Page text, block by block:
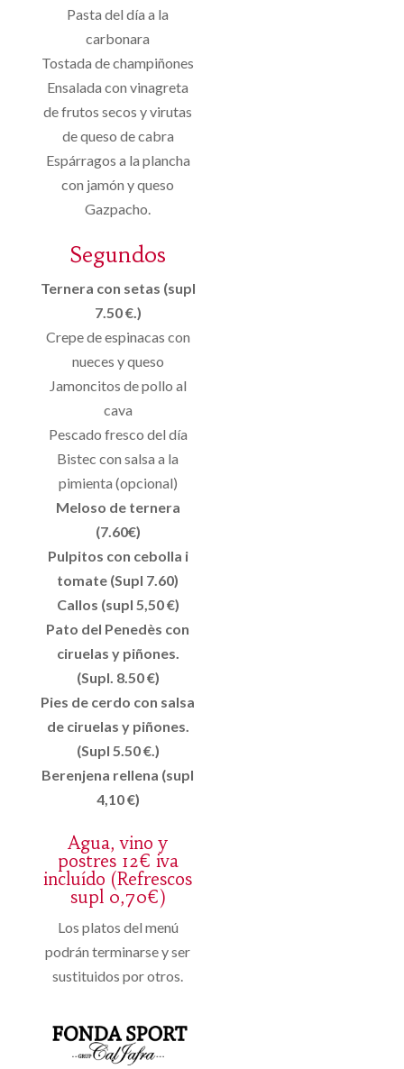
Pasta del día a la
carbonara
Tostada de champiñones
Ensalada con vinagreta
de frutos secos y virutas
de queso de cabra
Espárragos a la plancha
con jamón y queso
Gazpacho.
Segundos
Ternera con setas (supl
7.50 €.)
Crepe de espinacas con
nueces y queso
Jamoncitos de pollo al
cava
Pescado fresco del día
Bistec con salsa a la
pimienta (opcional)
Meloso de ternera
(7.60€)
Pulpitos con cebolla i
tomate (Supl 7.60)
Callos (supl 5,50 €)
Pato del Penedès con
ciruelas y piñones.
(Supl. 8.50 €)
Pies de cerdo con salsa
de ciruelas y piñones.
(Supl 5.50 €.)
Berenjena rellena (supl
4,10 €)
Agua, vino y
postres 12€ iva
incluído (Refrescos
supl 0,70€)
Los platos del menú
podrán terminarse y ser
sustituidos por otros.